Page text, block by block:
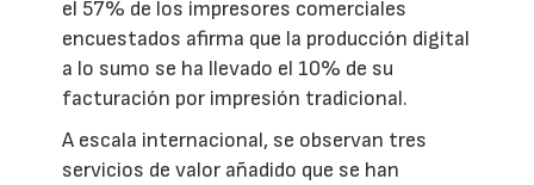
el 57% de los impresores comerciales
encuestados afirma que la producción digital
a lo sumo se ha llevado el 10% de su
facturación por impresión tradicional.
A escala internacional, se observan tres
servicios de valor añadido que se han